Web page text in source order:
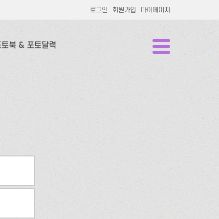
로그인 회원가입 마이페이지
북 & 포토달력